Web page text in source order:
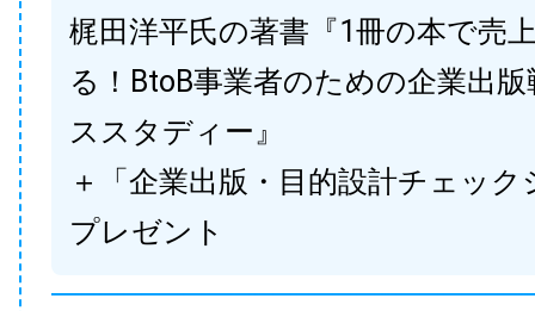
梶田洋平氏の著書『1冊の本で売
る！BtoB事業者のための企業出
ススタディー』
＋「企業出版・目的設計チェック
プレゼント